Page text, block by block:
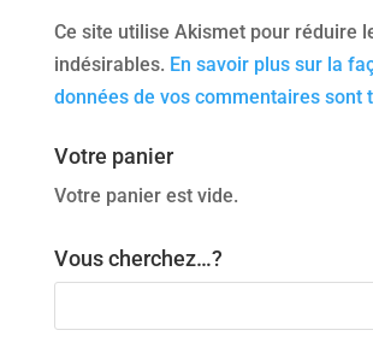
Ce site utilise Akismet pour réduire
indésirables. En savoir plus sur la
données de vos commentaires sont
Votre panier
Votre panier est vide.
Vous cherchez…?